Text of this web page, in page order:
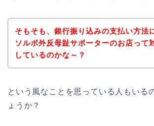
そもそも、銀行振り込みの支払い方法
ソルボ外反母趾サポーターのお店って
しているのかな～？
という風なことを思っている人もいる
ょうか？